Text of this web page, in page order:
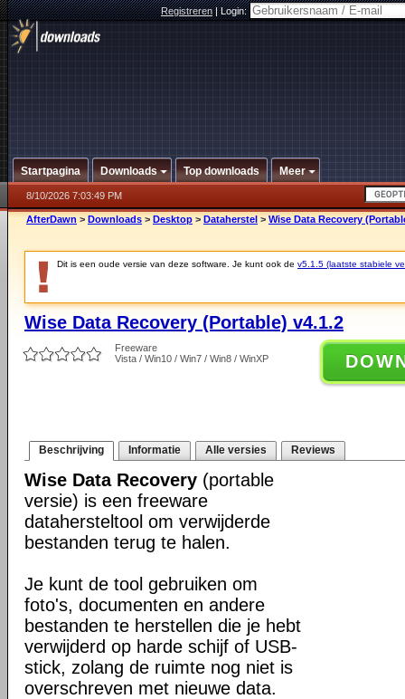
Registreren|Login:
Startpagina Downloads Top downloads Meer
8/10/2026 7:03:49 PM
AfterDawn > Downloads > Desktop > Dataherstel > Wise Data Recovery
Dit is een oude versie van deze software. Je kunt ook de v5.1.5 (laatste stabiele
Wise Data Recovery (Portable) v4.1.2
Freeware
Vista / Win10 / Win7 / Win8 / WinXP
Beschrijving Informatie Alle versies Reviews
Wise Data Recovery (portable
versie) is een freeware
datahersteltool om verwijderde
bestanden terug te halen.
Je kunt de tool gebruiken om
foto's, documenten en andere
bestanden te herstellen die je hebt
verwijderd op harde schijf of USB-
stick, zolang de ruimte nog niet is
overschreven met nieuwe data.